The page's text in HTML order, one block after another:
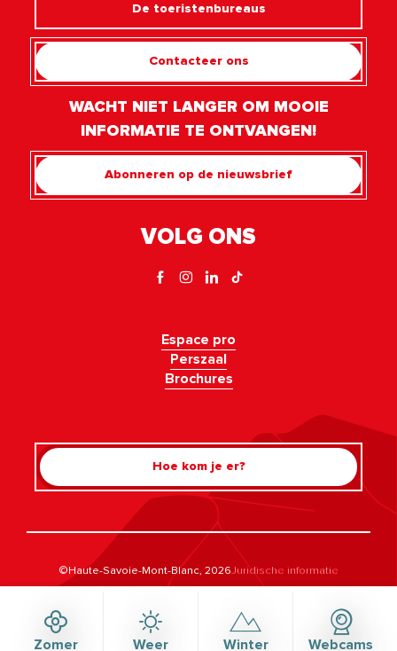
Zomer Weer Winter Webcams
Rechercher
De toeristenbureaus
Contacteer ons
WACHT NIET LANGER OM MOOIE
INFORMATIE TE ONTVANGEN!
Abonneren op de nieuwsbrief
VOLG ONS
Espace pro
Perszaal
Brochures
Hoe kom je er?
©Haute-Savoie-Mont-Blanc, 2026Juridische informatie
PrivacybeleidBeheer van toestemming
Toegankelijkheid: voldoet niet